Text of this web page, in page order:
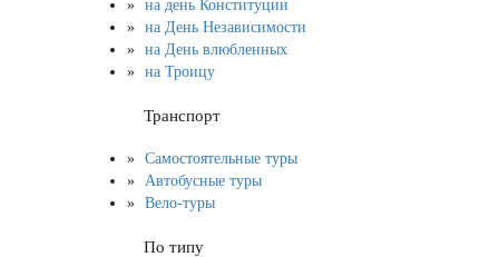
на день Конституции
на День Независимости
на День влюбленных
на Троицу
Транспорт
Самостоятельные туры
Автобусные туры
Вело-туры
По типу